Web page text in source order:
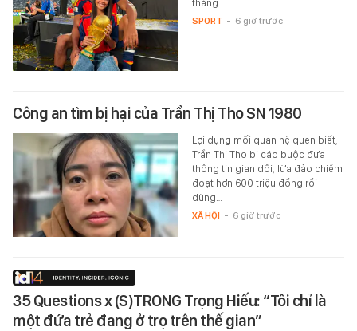
tháng.
SPORT - 6 giờ trước
Công an tìm bị hại của Trần Thị Tho SN 1980
Lợi dụng mối quan hệ quen biết,
Trần Thị Tho bị cáo buộc đưa
thông tin gian dối, lừa đảo chiếm
đoạt hơn 600 triệu đồng rồi
dùng…
XÃ HỘI - 6 giờ trước
35 Questions x (S)TRONG Trọng Hiếu: “Tôi chỉ là
một đứa trẻ đang ở trọ trên thế gian”